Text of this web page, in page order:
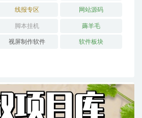
线报专区 网站源码
脚本挂机 薅羊毛
视屏制作软件 软件板块